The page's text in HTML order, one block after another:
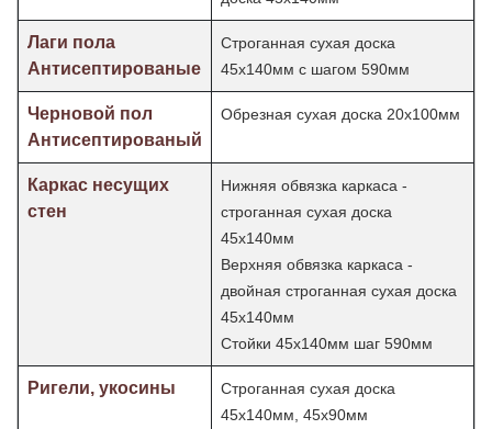
Лаги пола
Антисептированые
Строганная сухая доска
45х140мм с шагом 590мм
Черновой пол
Антисептированый
Обрезная сухая доска 20х100мм
Каркас несущих
стен
Нижняя обвязка каркаса -
строганная сухая доска
45х140мм
Верхняя обвязка каркаса -
двойная строганная сухая доска
45х140мм
Стойки 45х140мм шаг 590мм
Ригели, укосины
Строганная сухая доска
45х140мм, 45х90мм